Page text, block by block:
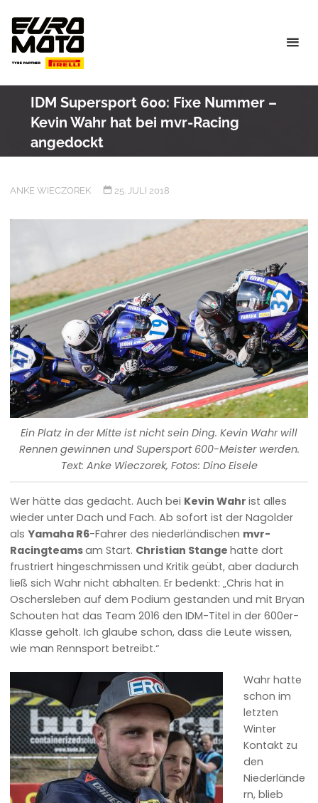
content
IDM Supersport 600: Fixe Nummer –
Kevin Wahr hat bei mvr-Racing
angedockt
ANKE WIECZOREK 25. JULI 2018
Ein Platz in der Mitte ist nicht sein Ding. Kevin Wahr will
Rennen gewinnen und Supersport 600-Meister werden.
Text: Anke Wieczorek, Fotos: Dino Eisele
Wer hätte das gedacht. Auch bei Kevin Wahrist alles
wieder unter Dach und Fach. Ab sofort ist der Nagolder
alsYamaha R6-Fahrer des niederländischen mvr-
Racingteamsam Start. Christian Stangehatte dort
frustriert hingeschmissen und Kritik geübt, aber dadurch
ließ sich Wahr nicht abhalten. Er bedenkt: „Chris hat in
Oschersleben auf dem Podium gestanden und mit Bryan
Schouten hat das Team 2016 den IDM-Titel in der 600er-
Klasse geholt. Ich glaube schon, dass die Leute wissen,
wie man Rennsport betreibt.“
Wahr hatte
schon im
letzten
Winter
Kontakt zu
den
Niederlände
rn, blieb